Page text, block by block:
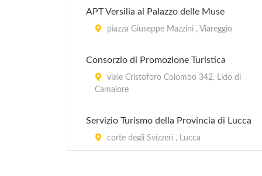
APT Versilia al Palazzo delle Muse
piazza Giuseppe Mazzini , Viareggio
Consorzio di Promozione Turistica
viale Cristoforo Colombo 342, Lido di
Camaiore
Servizio Turismo della Provincia di Lucca
corte degli Svizzeri , Lucca